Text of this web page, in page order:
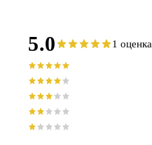
5.0 1 оценка